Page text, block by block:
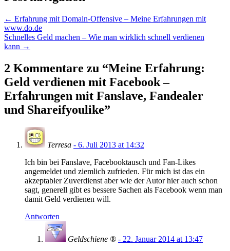
← Erfahrung mit Domain-Offensive – Meine Erfahrungen mit
www.do.de
Schnelles Geld machen – Wie man wirklich schnell verdienen
kann →
2 Kommentare zu “Meine Erfahrung:
Geld verdienen mit Facebook –
Erfahrungen mit Fanslave, Fandealer
und Shareifyoulike”
Terresa - 6. Juli 2013 at 14:32
Ich bin bei Fanslave, Facebooktausch und Fan-Likes
angemeldet und ziemlich zufrieden. Für mich ist das ein
akzeptabler Zuverdienst aber wie der Autor hier auch schon
sagt, generell gibt es bessere Sachen als Facebook wenn man
damit Geld verdienen will.
Antworten
Geldschiene ® - 22. Januar 2014 at 13:47